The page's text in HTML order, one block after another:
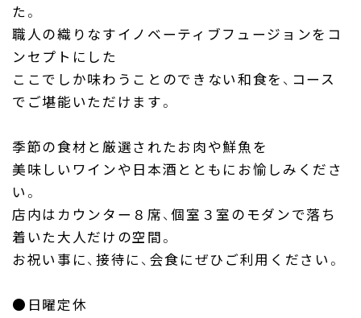
た。
職人の織りなすイノベーティブフュージョンをコ
ンセプトにした
ここでしか味わうことのできない和食を、コース
でご堪能いただけます。
季節の食材と厳選されたお肉や鮮魚を
美味しいワインや日本酒とともにお愉しみくださ
い。
店内はカウンター８席、個室３室のモダンで落ち
着いた大人だけの空間。
お祝い事に、接待に、会食にぜひご利用ください。
●日曜定休